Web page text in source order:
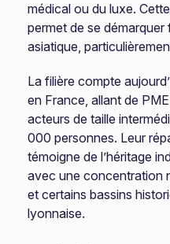
médical ou du luxe.
permet de se
asiatique,
La filière compte
en France, allant de
acteurs de taille
000 personnes. Leur
témoigne de l’héritage
avec une concentration
et certains bassins
lyonnaise.